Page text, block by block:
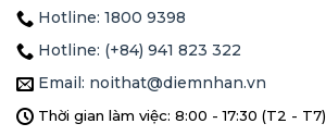
Hotline: 1800 9398
Hotline: (+84) 941 823 322
Email: noithat@diemnhan.vn
Thời gian làm việc: 8:00 - 17:30 (T2 - T7)